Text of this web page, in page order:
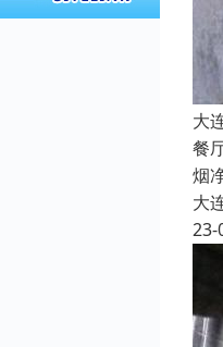
大
餐
烟
大
23-